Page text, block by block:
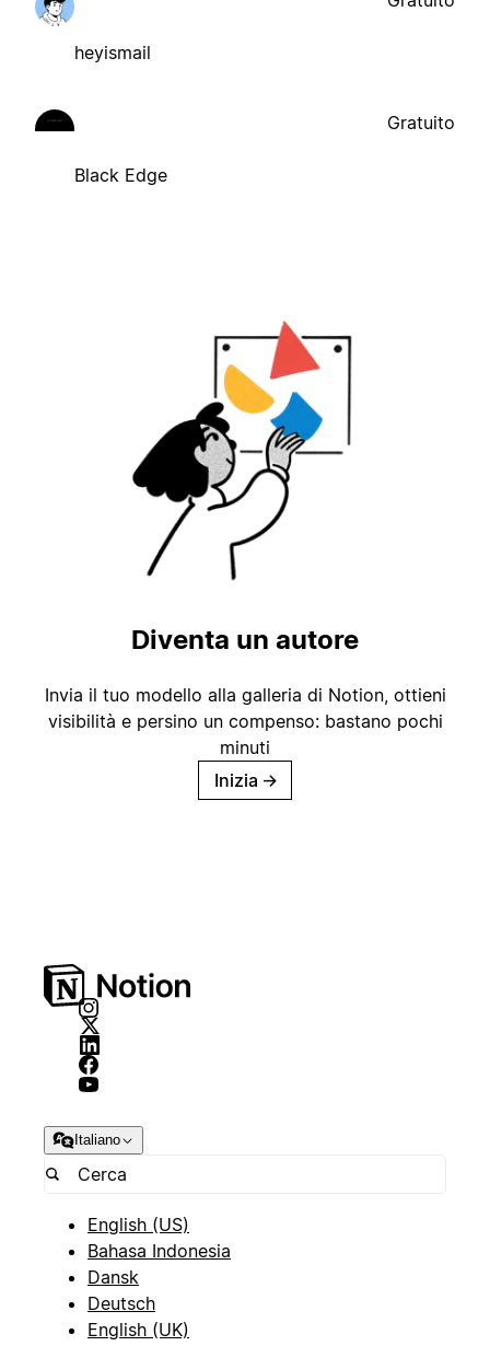
heyismail
Black Edge
Gratuito
Diventa un autore
Invia il tuo modello alla galleria di Notion, ottieni
visibilità e persino un compenso: bastano pochi
minuti
Inizia →
Italiano
English (US)
Bahasa Indonesia
Dansk
Deutsch
English (UK)